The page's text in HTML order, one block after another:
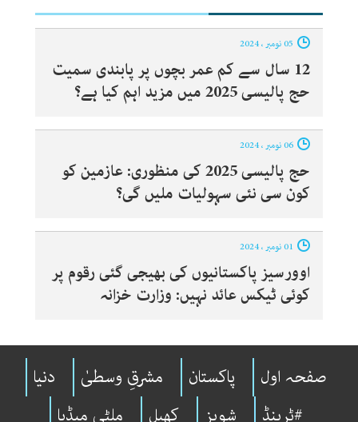
12 سال سے کم عمر بچوں پر پابندی سمیت
حج پالیسی 2025 میں مزید اہم کیا ہے؟
حج پالیسی 2025 کی منظوری: عازمین کو
کون سی نئی سہولیات ملیں گی؟
اوورسیز پاکستانیوں کی بھیجی گئی رقوم پر
کوئی ٹیکس عائد نہیں: وزارت خزانہ
صفحہ اول پاکستان مشرقِ وسطیٰ
دنیا
#ٹرینڈ
شوبِز کھیل ملٹی میڈیا